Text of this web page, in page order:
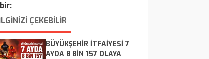
İLGİNİZİ ÇEKEBİLİR
BÜYÜKŞEHİR İTFAİYESİ 7
AYDA 8 BİN 157 OLAYA